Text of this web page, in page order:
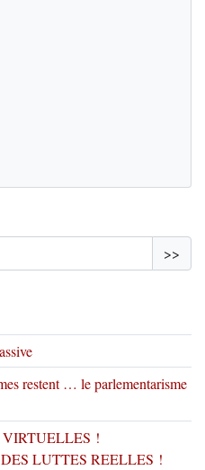
>>
restent … le parlementarisme
!
LUTTES REELLES !